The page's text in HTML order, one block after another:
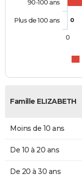
0
90-100 ans
Plus de 100 ans
0
Famille ELIZABETH
Moins de 10 ans
De 10 à 20 ans
De 20 à 30 ans